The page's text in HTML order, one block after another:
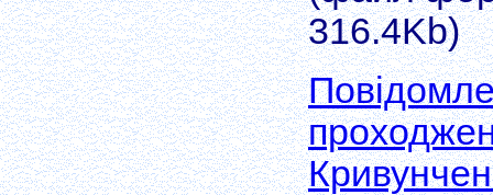
316.4Kb)